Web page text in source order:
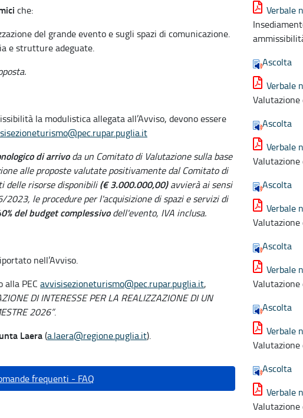
che:
del grande evento e sugli spazi di comunicazione.
e strutture adeguate.
la modulistica allegata all’Avviso, devono essere
di arrivoda un Comitato di Valutazione sulla base
alle proposte valutate positivamente dal Comitato di
delle risorse disponibili(€ 3.000.000,00)avvierà ai sensi
le procedure per l'acquisizione di spazi e servizi di
del budget complessivodell'evento, IVA inclusa.
nell’Avviso.
alla PEC avvisisezioneturismo@pec.rupar.puglia.it,
DI INTERESSE PER LA REALIZZAZIONE DI UN
2026”.
Laera(a.laera@regione.puglia.it).
frequenti - FAQ
Verbale
Ascolta
Verbale
Valutazione
Ascolta
Verbale
Valutazione
Ascolta
Verbale
Valutazione
Ascolta
Verbale
Valutazione
Ascolta
Verbale
Valutazione
Ascolta
Verbale
Valutazione